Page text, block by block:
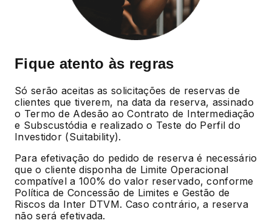
Fique atento às regras
Só serão aceitas as solicitações de reservas de
clientes que tiverem, na data da reserva, assinado
o Termo de Adesão ao Contrato de Intermediação
e Subscustódia e realizado o Teste do Perfil do
Investidor (Suitability).
Para efetivação do pedido de reserva é necessário
que o cliente disponha de Limite Operacional
compatível a 100% do valor reservado, conforme
Política de Concessão de Limites e Gestão de
Riscos da Inter DTVM. Caso contrário, a reserva
não será efetivada.